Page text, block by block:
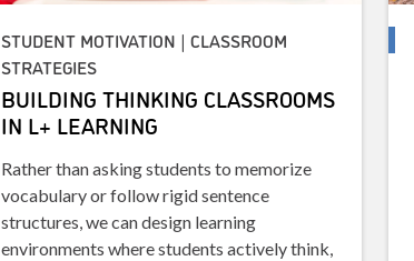
STUDENT MOTIVATION | CLASSROOM
STRATEGIES
BUILDING THINKING CLASSROOMS
IN L+ LEARNING
Rather than asking students to memorize
vocabulary or follow rigid sentence
structures, we can design learning
environments where students actively think,